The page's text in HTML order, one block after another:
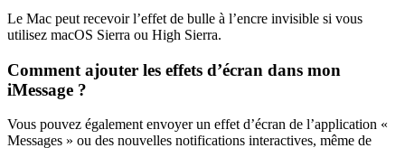
Le Mac peut recevoir l’effet de bulle à l’encre invisible si vous
utilisez macOS Sierra ou High Sierra.
Comment ajouter les effets d’écran dans mon
iMessage ?
Vous pouvez également envoyer un effet d’écran de l’application «
Messages » ou des nouvelles notifications interactives, même de